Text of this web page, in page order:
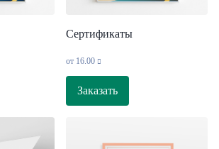
Сертификаты
от 16.00
Заказать